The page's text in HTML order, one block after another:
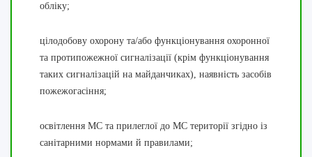
обліку;
цілодобову охорону та/або функціонування охоронної
та протипожежної сигналізації (крім функціонування
таких сигналізацій на майданчиках), наявність засобів
пожежогасіння;
освітлення МС та прилеглої до МС території згідно із
санітарними нормами й правилами;